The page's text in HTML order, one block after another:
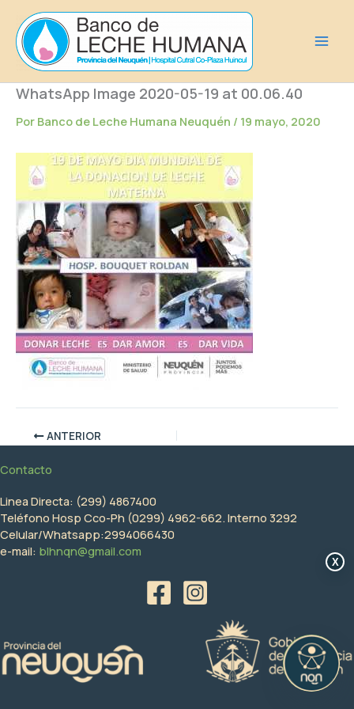
contenido
WhatsApp Image 2020-05-19 at 00.06.40
Por Banco de Leche Humana Neuquén / 19 mayo, 2020
ANTERIOR
Contacto
Linea Directa: (299) 4867400
Teléfono Hosp Cco-Ph (0299) 4962-662. Interno 3292
Celular/Whatsapp:2994066430
e-mail: blhnqn@gmail.com
X